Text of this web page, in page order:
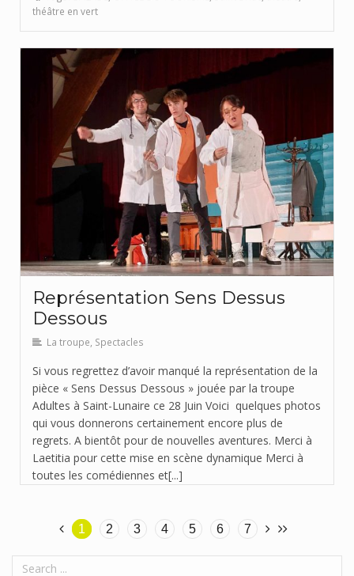
théâtre en vert
Représentation Sens Dessus
Dessous
La troupe, Spectacles
Si vous regrettez d’avoir manqué la représentation de la
pièce « Sens Dessus Dessous » jouée par la troupe
Adultes à Saint-Lunaire ce 28 Juin Voici quelques photos
qui vous donnerons certainement encore plus de
regrets. A bientôt pour de nouvelles aventures. Merci à
Laetitia pour cette mise en scène dynamique Merci à
toutes les comédiennes et[...]
1 2 3 4 5 6 7